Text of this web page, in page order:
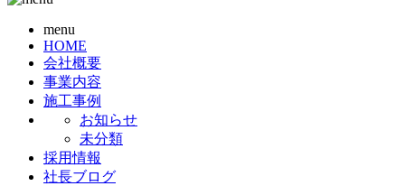
menu
HOME
会社概要
事業内容
施工事例
お知らせ
未分類
採用情報
社長ブログ